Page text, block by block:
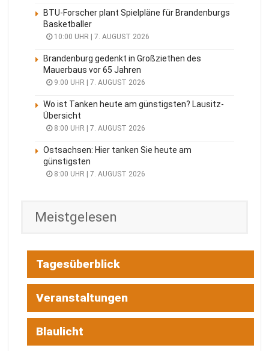
BTU-Forscher plant Spielpläne für Brandenburgs
Basketballer
10:00 UHR | 7. AUGUST 2026
Brandenburg gedenkt in Großziethen des
Mauerbaus vor 65 Jahren
9:00 UHR | 7. AUGUST 2026
Wo ist Tanken heute am günstigsten? Lausitz-
Übersicht
8:00 UHR | 7. AUGUST 2026
Ostsachsen: Hier tanken Sie heute am
günstigsten
8:00 UHR | 7. AUGUST 2026
Meistgelesen
Tagesüberblick
Veranstaltungen
Blaulicht